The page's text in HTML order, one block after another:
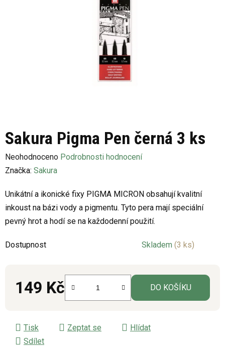
Sakura Pigma Pen černá 3 ks
Průměrné
hodnocení
je
0,0
z
hvězdiček.
Neohodnoceno Podrobnosti hodnocení
Značka: Sakura
Unikátní a ikonické fixy PIGMA MICRON obsahují kvalitní
inkoust na bázi vody a pigmentu. Tyto pera mají speciální
pevný hrot a hodí se na každodenní použití.
Dostupnost Skladem (3 ks)
149 Kč DO KOŠÍKU
Tisk Zeptat se
Hlídat
Sdílet